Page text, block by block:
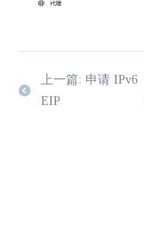
上一篇: 申请 IPv6
EIP